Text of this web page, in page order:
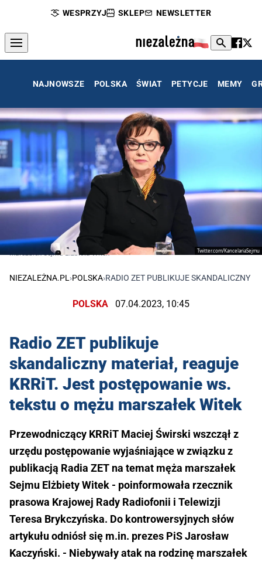
WESPRZYJ SKLEP NEWSLETTER
NAJNOWSZE POLSKA ŚWIAT PETYCJE MEMY
Twitter.com/KancelariaSejmu
Marszałek Sejmu Elżbieta Witek
NIEZALEŻNA.PL ›POLSKA›RADIO ZET PUBLIKUJE SKANDALICZNY
POLSKA 07.04.2023, 10:45
Radio ZET publikuje
skandaliczny materiał, reaguje
KRRiT. Jest postępowanie ws.
tekstu o mężu marszałek Witek
Przewodniczący KRRiT Maciej Świrski wszczął z
urzędu postępowanie wyjaśniające w związku z
publikacją Radia ZET na temat męża marszałek
Sejmu Elżbiety Witek - poinformowała rzecznik
prasowa Krajowej Rady Radiofonii i Telewizji
Teresa Brykczyńska. Do kontrowersyjnych słów
artykułu odniósł się m.in. prezes PiS Jarosław
Kaczyński. - Niebywały atak na rodzinę marszałek